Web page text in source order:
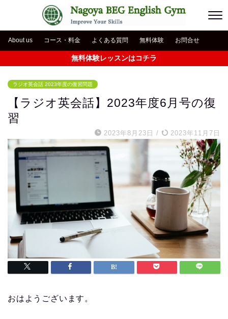
About us コース・料金 よくある質問 無料体験 お問合せ
無料体験レッスンはコチラ
ラジオ英会話 2023年度の復習問題
【ラジオ英会話】2023年度6月号の復
習
2023年8月23日 / 2023年11月7日
おはようございます。